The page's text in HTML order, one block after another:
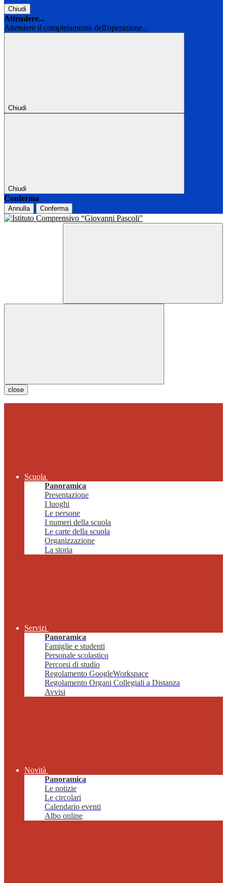
Chiudi
Attendere...
Attendere il completamento dell'operazione...
Chiudi
Chiudi
Conferma
Annulla Conferma
close
Scuola
Panoramica
Presentazione
I luoghi
Le persone
I numeri della scuola
Le carte della scuola
Organizzazione
La storia
Servizi
Panoramica
Famiglie e studenti
Personale scolastico
Percorsi di studio
Regolamento GoogleWorkspace
Regolamento Organi Collegiali a Distanza
Avvisi
Novità
Panoramica
Le notizie
Le circolari
Calendario eventi
Albo online